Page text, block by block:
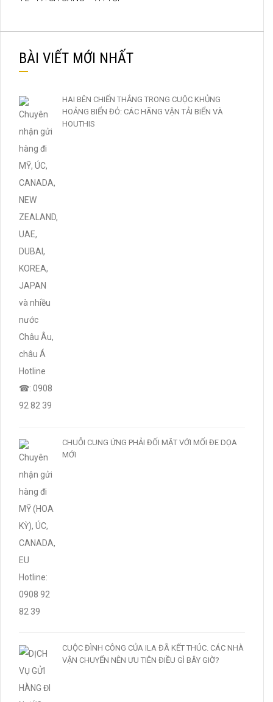
BÀI VIẾT MỚI NHẤT
HAI BÊN CHIẾN THẮNG TRONG CUỘC KHỦNG
HOẢNG BIỂN ĐỎ: CÁC HÃNG VẬN TẢI BIỂN VÀ
HOUTHIS
CHUỖI CUNG ỨNG PHẢI ĐỐI MẶT VỚI MỐI ĐE DỌA
MỚI
CUỘC ĐÌNH CÔNG CỦA ILA ĐÃ KẾT THÚC. CÁC NHÀ
VẬN CHUYỂN NÊN ƯU TIÊN ĐIỀU GÌ BÂY GIỜ?